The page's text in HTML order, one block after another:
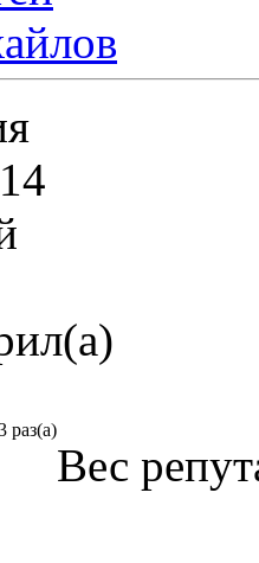
раз(а)
Вес